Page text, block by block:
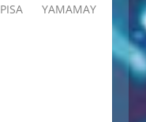
YAMAMAY